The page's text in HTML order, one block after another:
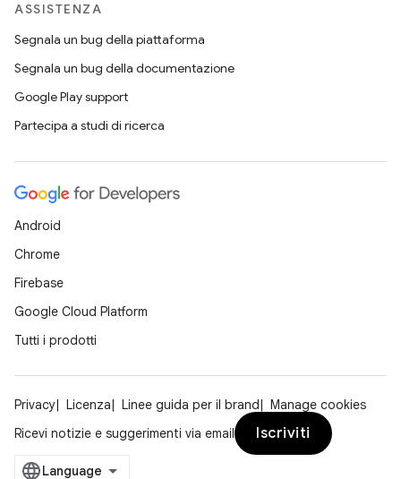
ASSISTENZA
Segnala un bug della piattaforma
Segnala un bug della documentazione
Google Play support
Partecipa a studi di ricerca
Android
Chrome
Firebase
Google Cloud Platform
Tutti i prodotti
Privacy Licenza Linee guida per il brand
Manage cookies
Ricevi notizie e suggerimenti via email
Iscriviti